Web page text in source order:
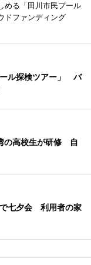
める「田川市民プール
ドファンディング
ル探検ツアー」 バ
の高校生が研修 自
七夕会 利用者の家